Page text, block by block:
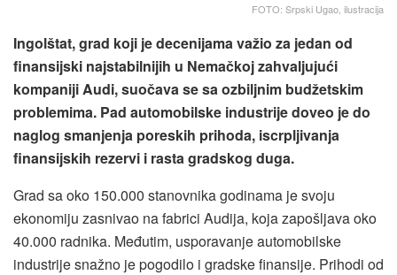
FOTO: Srpski Ugao, ilustracija
Ingolštat, grad koji je decenijama važio za jedan od
finansijski najstabilnijih u Nemačkoj zahvaljujući
kompaniji Audi, suočava se sa ozbiljnim budžetskim
problemima. Pad automobilske industrije doveo je do
naglog smanjenja poreskih prihoda, iscrpljivanja
finansijskih rezervi i rasta gradskog duga.
Grad sa oko 150.000 stanovnika godinama je svoju
ekonomiju zasnivao na fabrici Audija, koja zapošljava oko
40.000 radnika. Međutim, usporavanje automobilske
industrije snažno je pogodilo i gradske finansije. Prihodi od